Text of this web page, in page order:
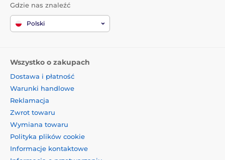
Gdzie nas znaleźć
Polski
Wszystko o zakupach
Dostawa i płatność
Warunki handlowe
Reklamacja
Zwrot towaru
Wymiana towaru
Polityka plików cookie
Informacje kontaktowe